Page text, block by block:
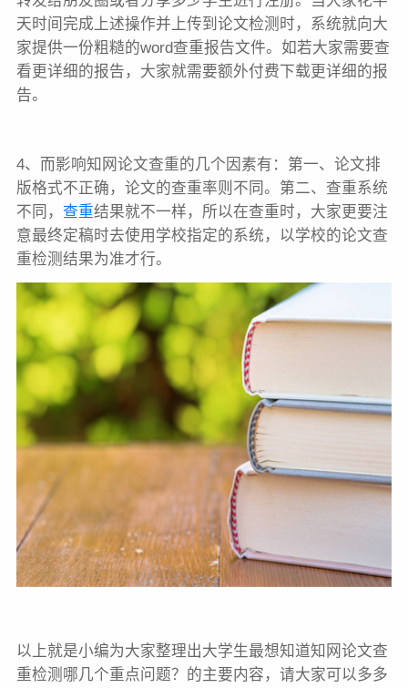
天时间完成上述操作并上传到论文检测时，系统就向大
家提供一份粗糙的word查重报告文件。如若大家需要查
看更详细的报告，大家就需要额外付费下载更详细的报
告。
4、而影响知网论文查重的几个因素有：第一、论文排
版格式不正确，论文的查重率则不同。第二、查重系统
不同， 查重结果就不一样，所以在查重时，大家更要注
意最终定稿时去使用学校指定的系统，以学校的论文查
重检测结果为准才行。
以上就是小编为大家整理出大学生最想知道知网论文查
重检测哪几个重点问题？的主要内容，请大家可以多多